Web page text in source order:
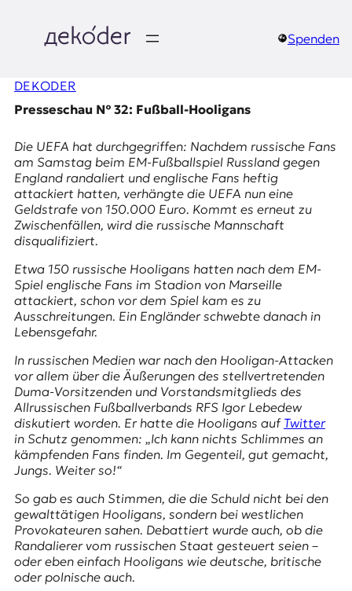
springen
e
k
o
d
e
r
|
D
E
K
O
D
E
R
W
i
s
Spenden
DEKODER
Presseschau № 32: Fußball-Hooligans
Die UEFA hat durchgegriffen: Nachdem russische Fans
am Samstag beim EM-Fußballspiel Russland gegen
England randaliert und englische Fans heftig
attackiert hatten, verhängte die UEFA nun eine
Geldstrafe von 150.000 Euro. Kommt es erneut zu
Zwischenfällen, wird die russische Mannschaft
disqualifiziert.
Etwa 150 russische Hooligans hatten nach dem EM-
Spiel englische Fans im Stadion von Marseille
attackiert, schon vor dem Spiel kam es zu
Ausschreitungen. Ein Engländer schwebte danach in
Lebensgefahr.
In russischen Medien war nach den Hooligan-Attacken
vor allem über die Äußerungen des stellvertretenden
Duma-Vorsitzenden und Vorstandsmitglieds des
Allrussischen Fußballverbands RFS Igor Lebedew
diskutiert worden. Еr hatte die Hooligans auf Twitter
in Schutz genommen: „Ich kann nichts Schlimmes an
kämpfenden Fans finden. Im Gegenteil, gut gemacht,
Jungs. Weiter so!“
So gab es auch Stimmen, die die Schuld nicht bei den
gewalttätigen Hooligans, sondern bei westlichen
Provokateuren sahen. Debattiert wurde auch, ob die
Randalierer vom russischen Staat gesteuert seien –
oder eben einfach Hooligans wie deutsche, britische
oder polnische auch.